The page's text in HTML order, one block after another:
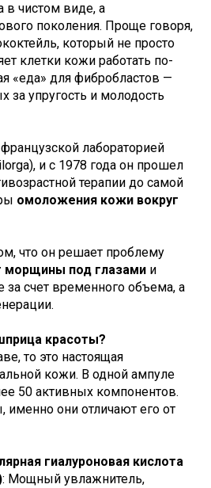
в чистом виде, а
поколения. Проще говоря,
который не просто
клетки кожи работать по-
«еда» для фибробластов —
за упругость и молодость
лабораторией
и с 1978 года он прошел
терапии до самой
омоложения кожи вокруг
что он решает проблему
морщины под глазами и
за счет временного объема, а
красоты?
то это настоящая
кожи. В одной ампуле
50 активных компонентов.
именно они отличают его от
гиалуроновая кислота
: Мощный увлажнитель,